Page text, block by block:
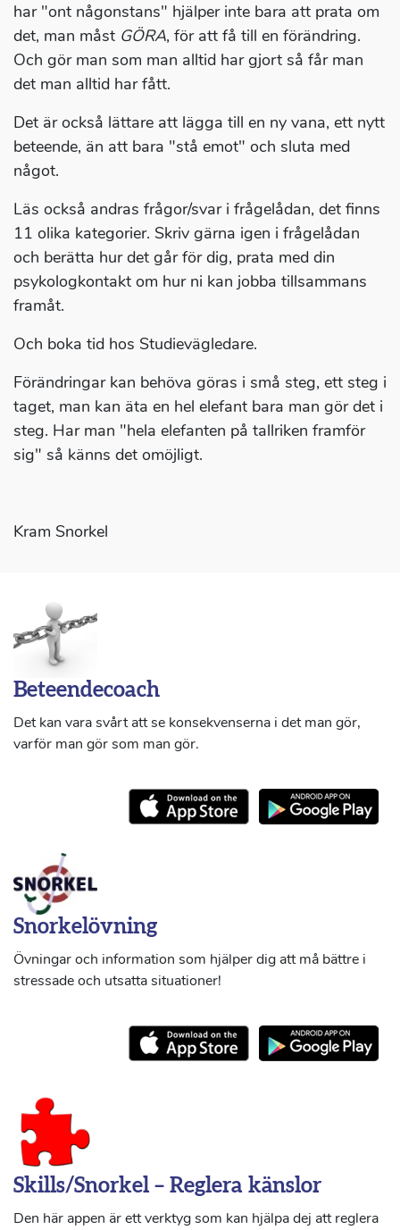
har "ont någonstans" hjälper inte bara att prata om
det, man måst GÖRA, för att få till en förändring.
Och gör man som man alltid har gjort så får man
det man alltid har fått.
Det är också lättare att lägga till en ny vana, ett nytt
beteende, än att bara "stå emot" och sluta med
något.
Läs också andras frågor/svar i frågelådan, det finns
11 olika kategorier. Skriv gärna igen i frågelådan
och berätta hur det går för dig, prata med din
psykologkontakt om hur ni kan jobba tillsammans
framåt.
Och boka tid hos Studievägledare.
Förändringar kan behöva göras i små steg, ett steg i
taget, man kan äta en hel elefant bara man gör det i
steg. Har man "hela elefanten på tallriken framför
sig" så känns det omöjligt.
Kram Snorkel
Beteendecoach
Det kan vara svårt att se konsekvenserna i det man gör,
varför man gör som man gör.
Snorkelövning
Övningar och information som hjälper dig att må bättre i
stressade och utsatta situationer!
Skills/Snorkel – Reglera känslor
Den här appen är ett verktyg som kan hjälpa dej att reglera